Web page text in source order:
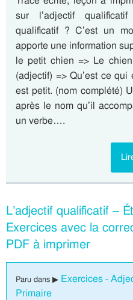
sur l’adjectif
qualificatif ? C’est un
apporte une information
le petit chien => Le
(adjectif) => Qu’est ce
est petit. (nom complété)
après le nom qu’il
un verbe….
L’adjectif qualificatif –
Exercices avec la
PDF à imprimer
Paru dans ▶ Exercices -
Primaire